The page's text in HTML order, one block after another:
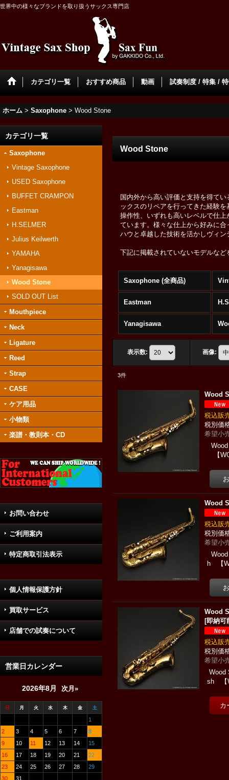
世界中の様々なブランドを取り扱うサックス専門店
カテゴリ一覧 おすすめ商品 動画 試奏制度 / 特集 /
ホーム > Saxophone > Wood Stone
カテゴリ一覧
Saxophone
Vintage Saxophone
USED Saxophone
BUFFET CRAMPON
Eastman
H.SELMER
Julius Keilwerth
YAMAHA
Yanagisawa
Wood Stone
SOLD OUT List
Mouthpiece
Neck
Ligature
Reed
Strap
CASE
ケア用品
小物類
楽譜・教則本・CD
お問い合わせ
ご利用案内
特定商取引法表示
個人情報保護方針
買取サービス
店舗での試奏について
営業日カレンダー
2026年8月 次月»
日 月 火 水 木 金 土
1
2
3 4 5 6 7
8
9
10 11 12 13 14
15
16
17 18 19 20 21
22
23
24 25 26 27 28
29
30
31
Wood Stone
国内外から高い評価と支持を得て
ックスのリペアを行ってきた経験
操作性、いずれも高いレベルで仕
ています。様々な仕上から好みに
ハウと卓越した技術を活かしヴィ
下記に掲載されていないモデルな
Saxophone (全商品)
Eastman
Yanagisawa
表示数: 画像:
3件
Wood
税込
希望小
【
Wood
税込
希望小
h 【
Wood
[即納可
税込
希望小
Wood
sh 【